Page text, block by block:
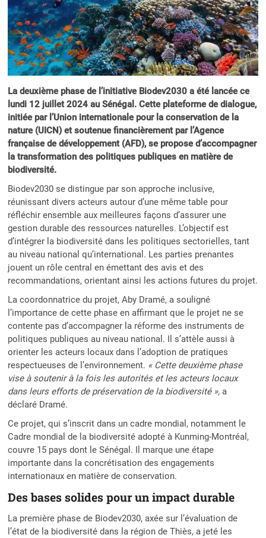
La deuxième phase de l’initiative Biodev2030 a été lancée ce
lundi 12 juillet 2024 au Sénégal. Cette plateforme de dialogue,
initiée par l’Union internationale pour la conservation de la
nature (UICN) et soutenue financièrement par l’Agence
française de développement (AFD), se propose d’accompagner
la transformation des politiques publiques en matière de
biodiversité.
Biodev2030 se distingue par son approche inclusive,
réunissant divers acteurs autour d’une même table pour
réfléchir ensemble aux meilleures façons d’assurer une
gestion durable des ressources naturelles. L’objectif est
d’intégrer la biodiversité dans les politiques sectorielles, tant
au niveau national qu’international. Les parties prenantes
jouent un rôle central en émettant des avis et des
recommandations, orientant ainsi les actions futures du projet.
La coordonnatrice du projet, Aby Dramé, a souligné
l’importance de cette phase en affirmant que le projet ne se
contente pas d’accompagner la réforme des instruments de
politiques publiques au niveau national. Il s’attèle aussi à
orienter les acteurs locaux dans l’adoption de pratiques
respectueuses de l’environnement. « Cette deuxième phase
vise à soutenir à la fois les autorités et les acteurs locaux
dans leurs efforts de préservation de la biodiversité », a
déclaré Dramé.
Ce projet, qui s’inscrit dans un cadre mondial, notamment le
Cadre mondial de la biodiversité adopté à Kunming-Montréal,
couvre 15 pays dont le Sénégal. Il marque une étape
importante dans la concrétisation des engagements
internationaux en matière de conservation.
Des bases solides pour un impact durable
La première phase de Biodev2030, axée sur l’évaluation de
l’état de la biodiversité dans la région de Thiès, a jeté les